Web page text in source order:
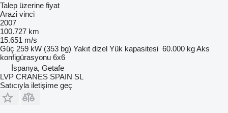
Talep üzerine fiyat
Arazi vinci
2007
100.727 km
15.651 m/s
Güç 259 kW (353 bg) Yakıt dizel Yük kapasitesi 60.000 kgAks
konfigürasyonu 6x6
İspanya, Getafe
LVP CRANES SPAIN SL
Satıcıyla iletişime geç